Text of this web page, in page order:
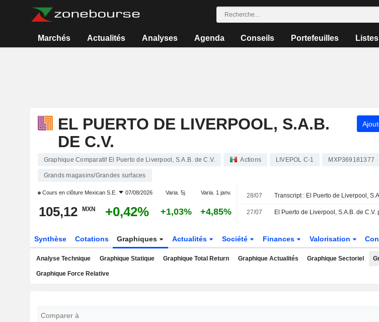
Marchés Actualités Analyses Agenda Conseils Portefeuilles Listes
EL PUERTO DE LIVERPOOL, S.A.B.
DE C.V.
Graphique Comparatif El Puerto de Liverpool, S.A.B. de C.V. Actions LIVEPOL C-1 MXP369181377
Grands magasins/Grandes surfaces
Cours en clôture Mexican S.E. 07/08/2026 Varia. 5j. Varia. 1 janv.
105,12 MXN +0,42% +1,03% +4,85%
28/07
27/07
Synthèse Cotations Graphiques Actualités Société Finances Valorisation
Analyse Technique Graphique Statique Graphique Total Return Graphique Actualités Graphique Sectoriel
Graphique Force Relative